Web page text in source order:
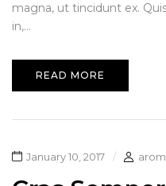
magna, ut tincidunt ex.
in,...
READ MORE
January 10, 2017